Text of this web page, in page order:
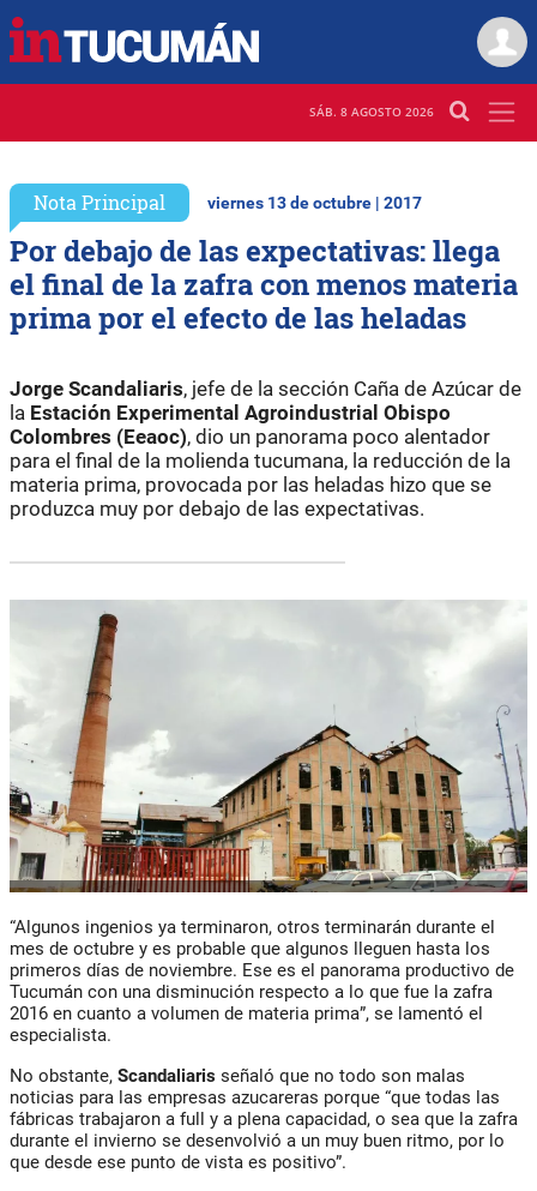
SÁB. 8 AGOSTO 2026
Nota Principal viernes 13 de octubre | 2017
Por debajo de las expectativas: llega
el final de la zafra con menos materia
prima por el efecto de las heladas
Jorge Scandaliaris, jefe de la sección Caña de Azúcar de
la Estación Experimental Agroindustrial Obispo
Colombres (Eeaoc), dio un panorama poco alentador
para el final de la molienda tucumana, la reducción de la
materia prima, provocada por las heladas hizo que se
produzca muy por debajo de las expectativas.
“Algunos ingenios ya terminaron, otros terminarán durante el
mes de octubre y es probable que algunos lleguen hasta los
primeros días de noviembre. Ese es el panorama productivo de
Tucumán con una disminución respecto a lo que fue la zafra
2016 en cuanto a volumen de materia prima”, se lamentó el
especialista.
No obstante, Scandaliaris señaló que no todo son malas
noticias para las empresas azucareras porque “que todas las
fábricas trabajaron a full y a plena capacidad, o sea que la zafra
durante el invierno se desenvolvió a un muy buen ritmo, por lo
que desde ese punto de vista es positivo”.